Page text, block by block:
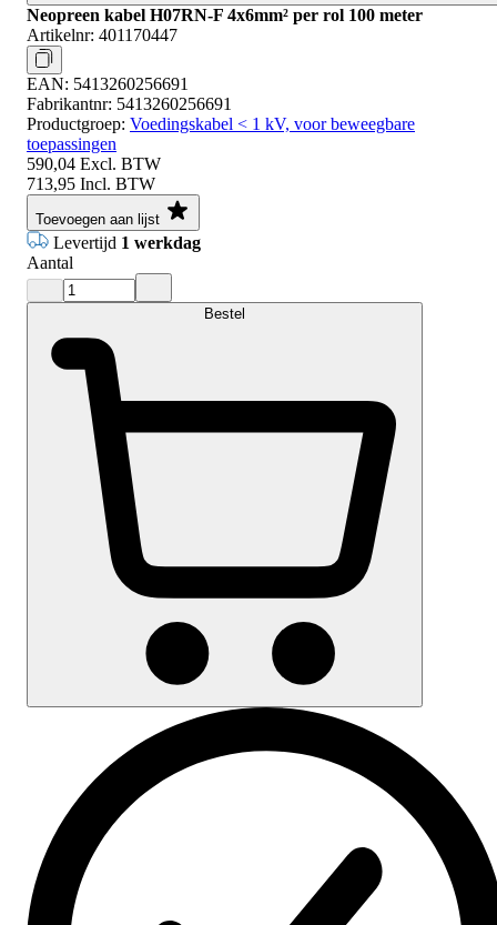
Neopreen kabel H07RN-F 4x6mm² per rol 100 meter
Artikelnr: 401170447
EAN: 5413260256691
Fabrikantnr: 5413260256691
Productgroep: Voedingskabel < 1 kV, voor beweegbare
toepassingen
590,04 Excl. BTW
713,95 Incl. BTW
Toevoegen aan lijst
Levertijd 1 werkdag
Aantal
Bestel